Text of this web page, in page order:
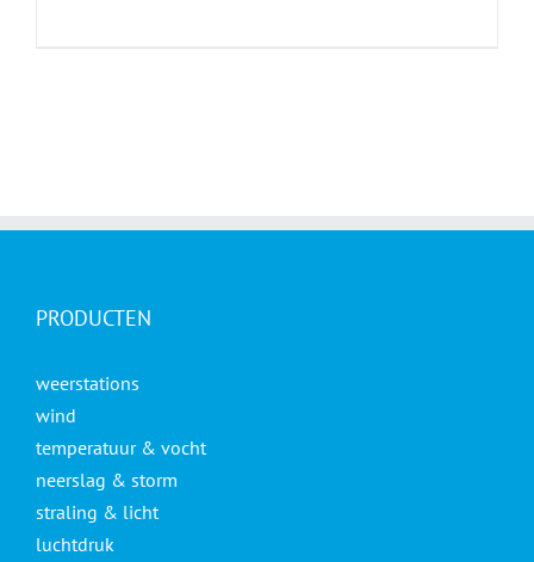
PRODUCTEN
weerstations
wind
temperatuur & vocht
neerslag & storm
straling & licht
luchtdruk